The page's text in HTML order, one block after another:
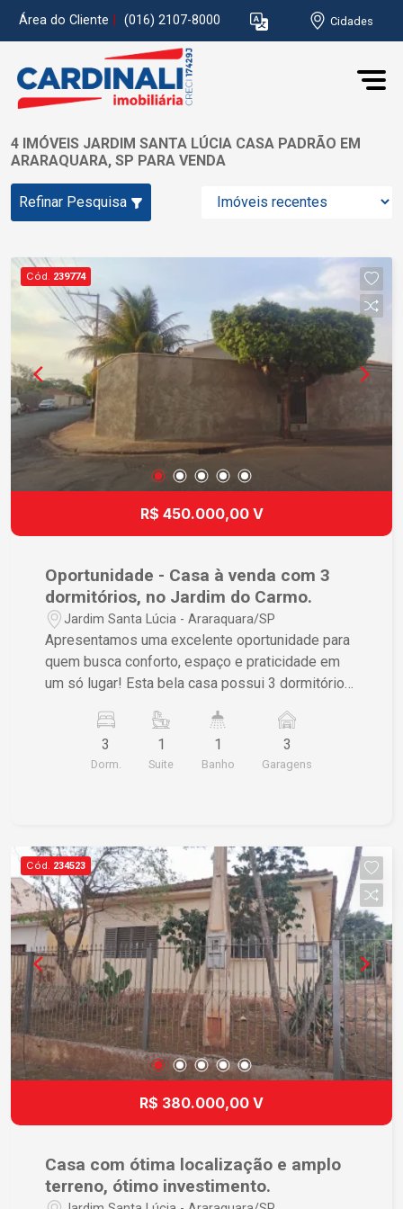
Área do Cliente (016) 2107-8000 Cidades
4 IMÓVEIS JARDIM SANTA LÚCIA CASA PADRÃO EM
ARARAQUARA, SP PARA VENDA
Refinar Pesquisa
Cód. 239774
R$ 450.000,00 V
Oportunidade - Casa à venda com 3
dormitórios, no Jardim do Carmo.
Jardim Santa Lúcia - Araraquara/SP
Apresentamos uma excelente oportunidade para
quem busca conforto, espaço e praticidade em
um só lugar! Esta bela casa possui 3 dormitórios,
embutidos, oferecendo mais organização e
aproveitamento dos ambientes. A área social
conta com 2 salas amplas e bem iluminadas,
office ou deseja um ambiente exclusivo para
estudos. Na parte externa, o imóvel oferece um
quintal amplo, perfeito para momentos de lazer,
confraternizações em família ou até mesmo para
futuras ampliações. A garagem possui
capacidade para até 4 veículos, garantindo
conforto e segurança. Esta é a oportunidade ideal
para quem deseja morar com conforto, espaço e
qualidade de vida em um imóvel que reúne
funcionalidade e excelente potencial. Agende
uma visita e venha conhecer de perto tudo o que
esta casa tem a oferecer!
3
Dorm.
1
Suite
1
Banho
3
Garagens
Cód. 234523
R$ 380.000,00 V
Casa com ótima localização e amplo
terreno, ótimo investimento.